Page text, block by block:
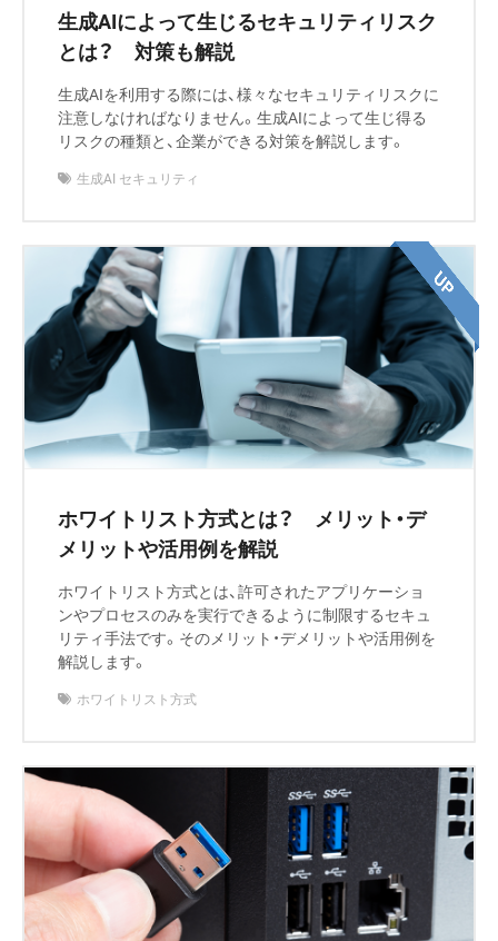
生成AIによって生じるセキュリティリスク
とは？ 対策も解説
生成AIを利用する際には、様々なセキュリティリスクに
注意しなければなりません。生成AIによって生じ得る
リスクの種類と、企業ができる対策を解説します。
生成AI セキュリティ
ホワイトリスト方式とは？ メリット・デ
メリットや活用例を解説
ホワイトリスト方式とは、許可されたアプリケーショ
ンやプロセスのみを実行できるように制限するセキュ
リティ手法です。そのメリット・デメリットや活用例を
解説します。
ホワイトリスト方式